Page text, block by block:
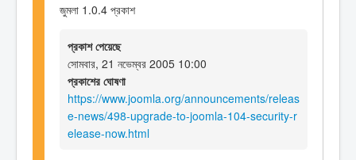
জুমলা 1.0.4 প্রকাশ
প্রকাশ পেয়েছে
সোমবার, 21 নভেম্বর 2005 10:00
প্রকাশের ঘোষণা
https://www.joomla.org/announcements/releas
e-news/498-upgrade-to-joomla-104-security-r
elease-now.html